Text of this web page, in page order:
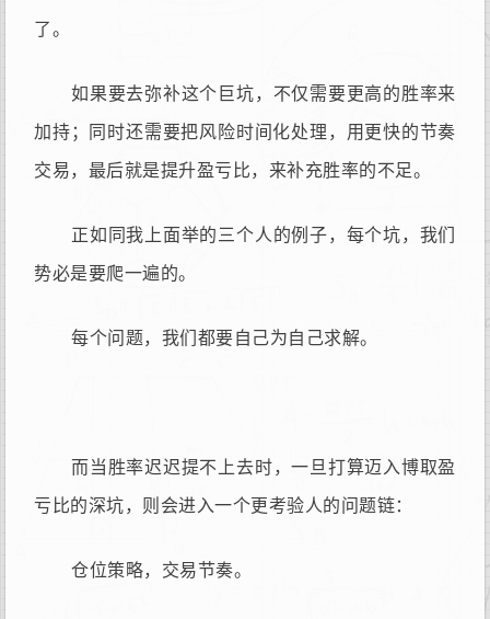
了。
如果要去弥补这个巨坑，不仅需要更高的胜率来
加持；同时还需要把风险时间化处理，用更快的节奏
交易，最后就是提升盈亏比，来补充胜率的不足。
正如同我上面举的三个人的例子，每个坑，我们
势必是要爬一遍的。
每个问题，我们都要自己为自己求解。
而当胜率迟迟提不上去时，一旦打算迈入博取盈
亏比的深坑，则会进入一个更考验人的问题链：
仓位策略，交易节奏。